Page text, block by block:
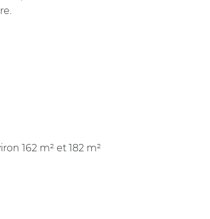
162 m² et 182 m²